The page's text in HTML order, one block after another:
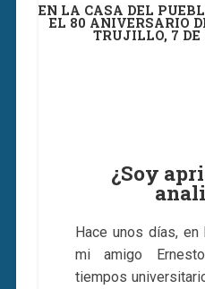
EN LA CASA DEL
EL 80 ANIVERSARIO
TRUJILLO, 7 DE
¿Soy
Hace unos días,
mi amigo
tiempos